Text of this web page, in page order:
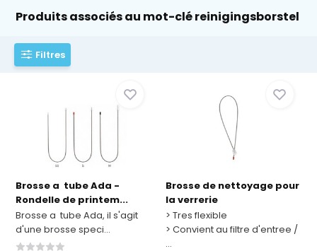
Produits associés au mot-clé reinigingsborstel
Filtres
Brosse a tube Ada -
Rondelle de printem...
Brosse a tube Ada, il s'agit
d'une brosse speci...
Brosse de nettoyage pour
la verrerie
> Tres flexible
> Convient au filtre d'entree /
...